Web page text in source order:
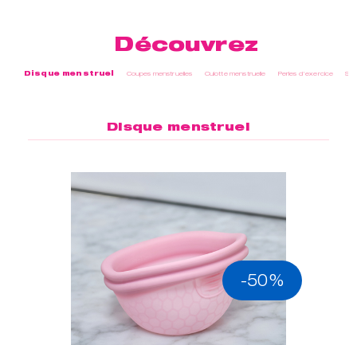
Découvrez
Disque menstruel Coupes menstruelles Culotte menstruelle Perles d'exercice
Disque menstruel
-50%